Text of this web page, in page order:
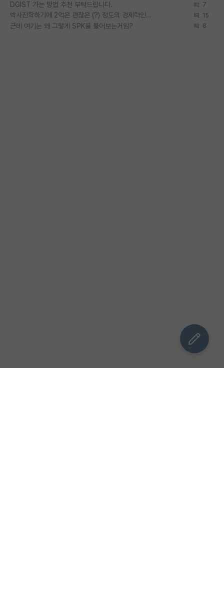
DGIST 가는 방법 추천 부탁드립니다. 7
박사진학하기에 2억은 괜찮은 (?) 정도의 경제력인가요 15
근데 여기는 왜 그렇게 SPK를 물어보는거임? 8